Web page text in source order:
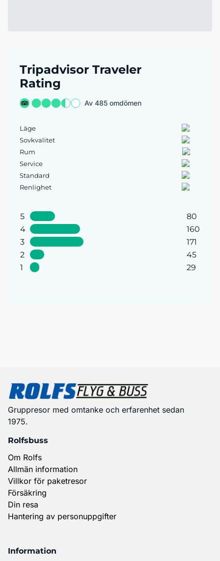
Tripadvisor Traveler
Rating
Av 485 omdömen
Läge
Sovkvalitet
Rum
Service
Standard
Renlighet
5
80
4
160
3
171
2
45
1
29
Gruppresor med omtanke och erfarenhet sedan
1975.
Rolfsbuss
Om Rolfs
Allmän information
Villkor för paketresor
Försäkring
Din resa
Hantering av personuppgifter
Information